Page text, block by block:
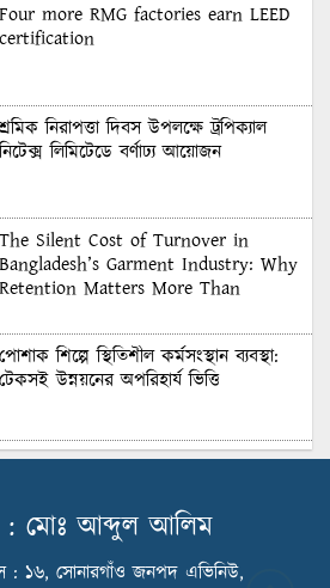
Four more RMG factories earn LEED
certification
শ্রমিক নিরাপত্তা দিবস উপলক্ষে ট্রপিক্যাল
নিটেক্স লিমিটেডে বর্ণাঢ্য আয়োজন
The Silent Cost of Turnover in
Bangladesh’s Garment Industry: Why
Retention Matters More Than
পোশাক শিল্পে স্থিতিশীল কর্মসংস্থান ব্যবস্থা:
টেকসই উন্নয়নের অপরিহার্য ভিত্তি
শুল্কের দেয়াল ভাঙার সুযোগ: মার্কিন বাজারে
Honoring Excellence: Texstream
: মোঃ আব্দুল আলিম
: ১৬, সোনারগাঁও জনপদ এভিনিউ,